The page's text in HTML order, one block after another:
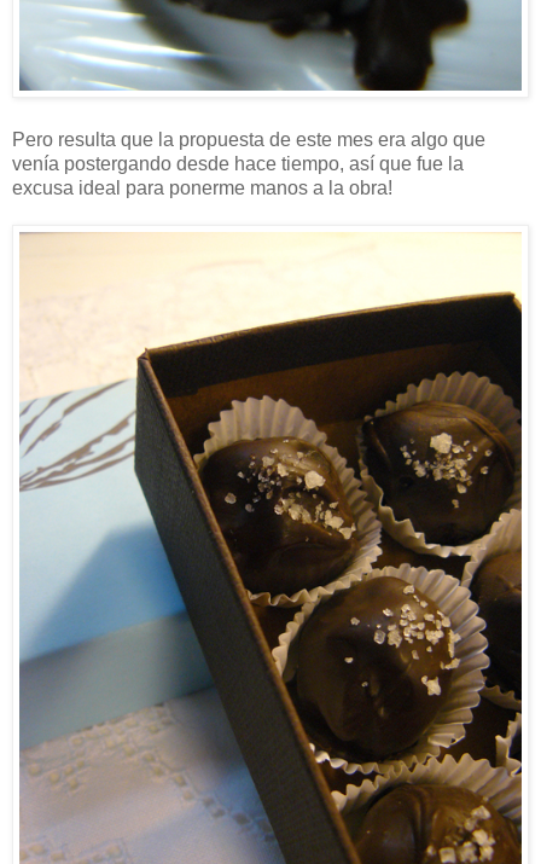
Pero resulta que la propuesta de este mes era algo que
venía postergando desde hace tiempo, así que fue la
excusa ideal para ponerme manos a la obra!